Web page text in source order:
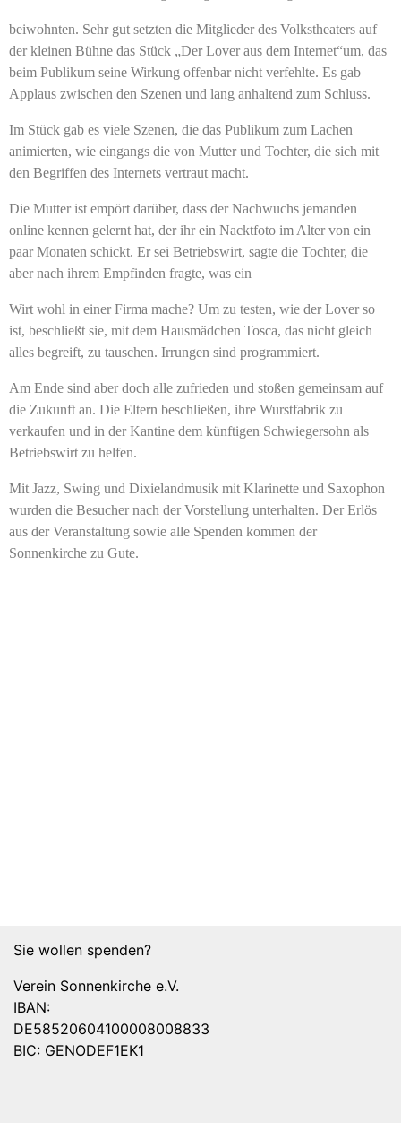
beiwohnten. Sehr gut setzten die Mitglieder des Volkstheaters auf
der kleinen Bühne das Stück „Der Lover aus dem Internet“um, das
beim Publikum seine Wirkung offenbar nicht verfehlte. Es gab
Applaus zwischen den Szenen und lang anhaltend zum Schluss.
Im Stück gab es viele Szenen, die das Publikum zum Lachen
animierten, wie eingangs die von Mutter und Tochter, die sich mit
den Begriffen des Internets vertraut macht.
Die Mutter ist empört darüber, dass der Nachwuchs jemanden
online kennen gelernt hat, der ihr ein Nacktfoto im Alter von ein
paar Monaten schickt. Er sei Betriebswirt, sagte die Tochter, die
aber nach ihrem Empfinden fragte, was ein
Wirt wohl in einer Firma mache? Um zu testen, wie der Lover so
ist, beschließt sie, mit dem Hausmädchen Tosca, das nicht gleich
alles begreift, zu tauschen. Irrungen sind programmiert.
Am Ende sind aber doch alle zufrieden und stoßen gemeinsam auf
die Zukunft an. Die Eltern beschließen, ihre Wurstfabrik zu
verkaufen und in der Kantine dem künftigen Schwiegersohn als
Betriebswirt zu helfen.
Mit Jazz, Swing und Dixielandmusik mit Klarinette und Saxophon
wurden die Besucher nach der Vorstellung unterhalten. Der Erlös
aus der Veranstaltung sowie alle Spenden kommen der
Sonnenkirche zu Gute.
Sie wollen spenden?
Verein Sonnenkirche e.V.
IBAN:
DE58520604100008008833
BIC: GENODEF1EK1